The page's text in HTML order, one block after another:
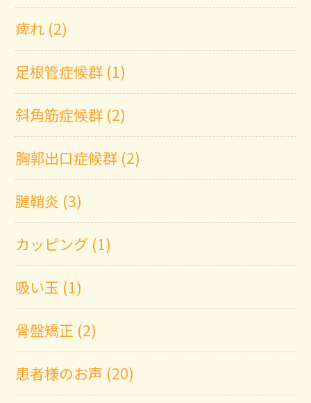
痺れ (2)
足根管症候群 (1)
斜角筋症候群 (2)
胸郭出口症候群 (2)
腱鞘炎 (3)
カッピング (1)
吸い玉 (1)
骨盤矯正 (2)
患者様のお声 (20)